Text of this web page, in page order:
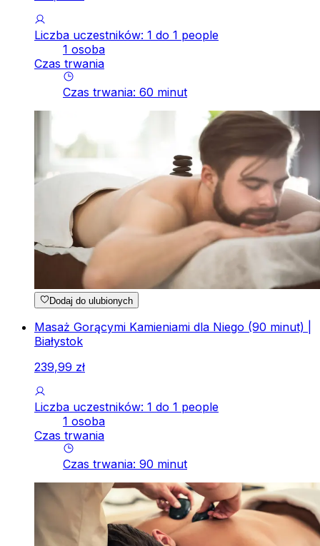
Liczba uczestników: 1 do 1 people
1 osoba
Czas trwania
Czas trwania: 60 minut
Dodaj do ulubionych
Masaż Gorącymi Kamieniami dla Niego (90 minut) |
Białystok
239,99 zł
Liczba uczestników: 1 do 1 people
1 osoba
Czas trwania
Czas trwania: 90 minut